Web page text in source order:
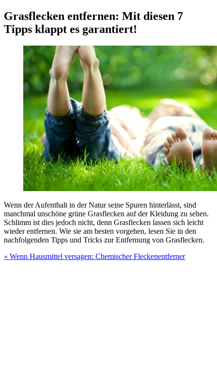
Grasflecken entfernen: Mit diesen 7
Tipps klappt es garantiert!
Wenn der Aufenthalt in der Natur seine Spuren hinterlässt, sind
manchmal unschöne grüne Grasflecken auf der Kleidung zu sehen.
Schlimm ist dies jedoch nicht, denn Grasflecken lassen sich leicht
wieder entfernen. Wie sie am besten vorgehen, lesen Sie in den
nachfolgenden Tipps und Tricks zur Entfernung von Grasflecken.
» Wenn Hausmittel versagen: Chemischer Fleckenentferner